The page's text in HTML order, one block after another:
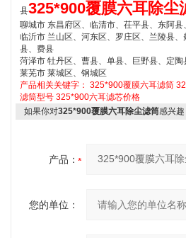
县325*900覆膜六耳除尘
聊城市 东昌府区、临清市、茌平县、东阿
临沂市 兰山区、河东区、罗庄区、兰陵县
县、费县
菏泽市 牡丹区、曹县、单县、巨野县、定
莱芜市 莱城区、钢城区
产品相关关键字： 325*900覆膜六耳滤筒
滤筒型号 325*900六耳滤芯价格
如果你对325*900覆膜六耳除尘滤筒感兴
产品：
您的单位：